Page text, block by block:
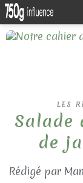
LES
Salade
de
Rédigé par